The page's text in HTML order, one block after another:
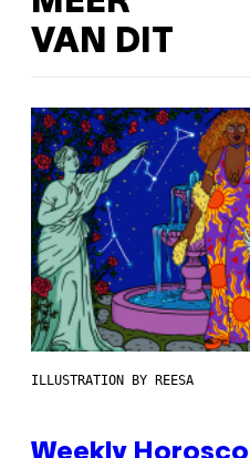
VAN DIT
ILLUSTRATION BY REESA